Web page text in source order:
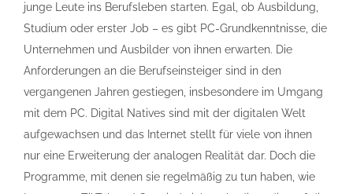
junge Leute ins Berufsleben starten. Egal, ob Ausbildung,
Studium oder erster Job – es gibt PC-Grundkenntnisse, die
Unternehmen und Ausbilder von ihnen erwarten. Die
Anforderungen an die Berufseinsteiger sind in den
vergangenen Jahren gestiegen, insbesondere im Umgang
mit dem PC. Digital Natives sind mit der digitalen Welt
aufgewachsen und das Internet stellt für viele von ihnen
nur eine Erweiterung der analogen Realität dar. Doch die
Programme, mit denen sie regelmäßig zu tun haben, wie